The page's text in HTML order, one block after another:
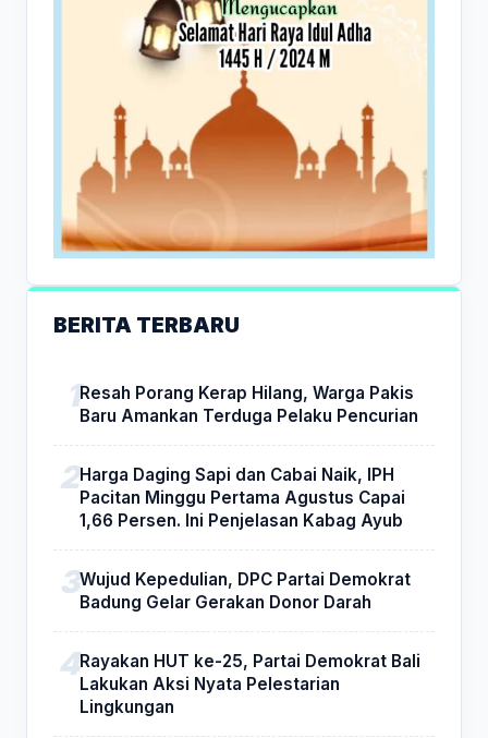
BERITA TERBARU
Resah Porang Kerap Hilang, Warga Pakis
Baru Amankan Terduga Pelaku Pencurian
Harga Daging Sapi dan Cabai Naik, IPH
Pacitan Minggu Pertama Agustus Capai
1,66 Persen. Ini Penjelasan Kabag Ayub
Wujud Kepedulian, DPC Partai Demokrat
Badung Gelar Gerakan Donor Darah
Rayakan HUT ke-25, Partai Demokrat Bali
Lakukan Aksi Nyata Pelestarian
Lingkungan